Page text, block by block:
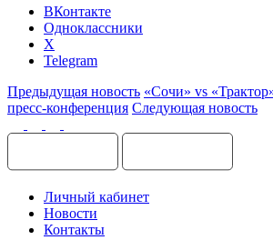
ВКонтакте
Одноклассники
X
Telegram
Предыдущая новость «Сочи» vs
пресс-конференция Следующая новость
Личный кабинет
Новости
Контакты